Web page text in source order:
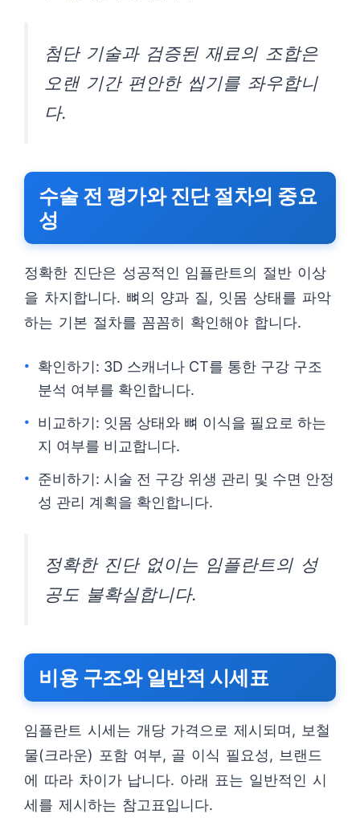
첨단 기술과 검증된 재료의 조합은
오랜 기간 편안한 씹기를 좌우합니
다.
수술 전 평가와 진단 절차의 중요
성
정확한 진단은 성공적인 임플란트의 절반 이상
을 차지합니다. 뼈의 양과 질, 잇몸 상태를 파악
하는 기본 절차를 꼼꼼히 확인해야 합니다.
확인하기: 3D 스캐너나 CT를 통한 구강 구조
분석 여부를 확인합니다.
비교하기: 잇몸 상태와 뼈 이식을 필요로 하는
지 여부를 비교합니다.
준비하기: 시술 전 구강 위생 관리 및 수면 안정
성 관리 계획을 확인합니다.
정확한 진단 없이는 임플란트의 성
공도 불확실합니다.
비용 구조와 일반적 시세표
임플란트 시세는 개당 가격으로 제시되며, 보철
물(크라운) 포함 여부, 골 이식 필요성, 브랜드
에 따라 차이가 납니다. 아래 표는 일반적인 시
세를 제시하는 참고표입니다.